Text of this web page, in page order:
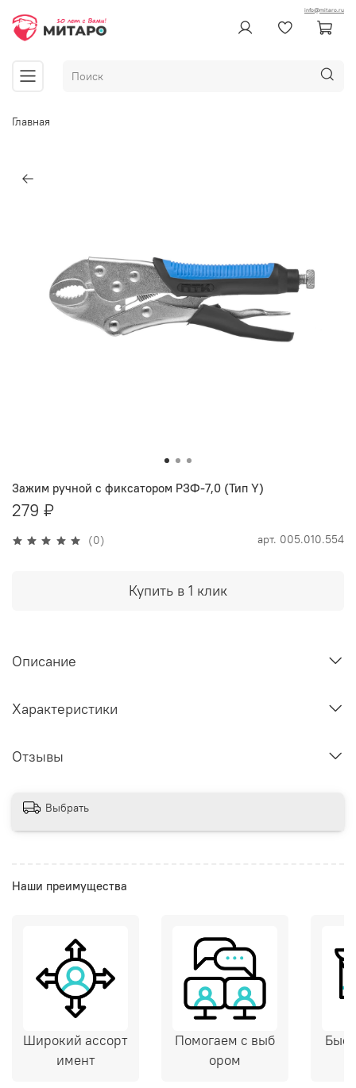
info@mitaro.ru
Главная
(0) арт. 005.010.554
Зажим ручной с фиксатором РЗФ-7,0 (Тип Y)
279 ₽
Купить в 1 клик
Описание
Характеристики
Отзывы
Выбрать
Наши преимущества
Широкий ассорт
имент
Помогаем с выб
ором